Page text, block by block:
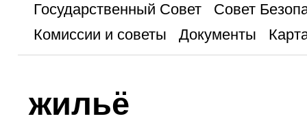
Государственный Совет
Совет
Комиссии и советы
Документы
жильё